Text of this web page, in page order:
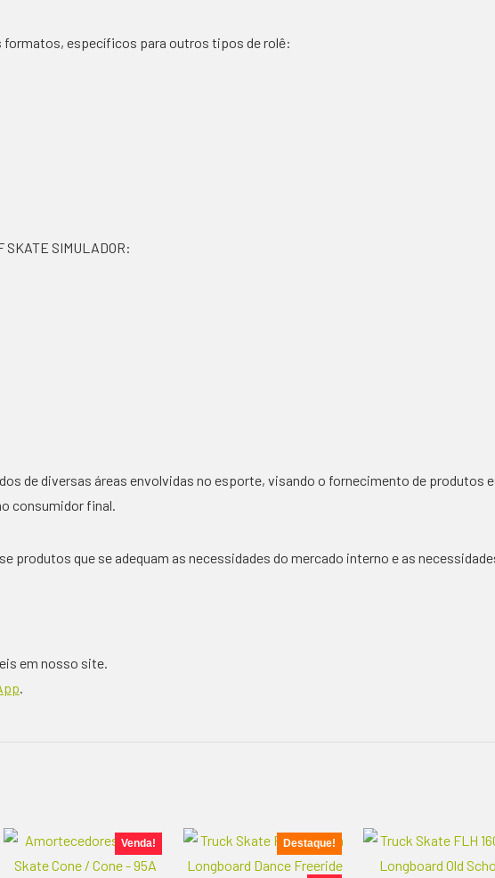
específicos para outros tipos de rolê:
SKATE SIMULADOR:
de diversas áreas envolvidas no esporte, visando o fornecimento de produtos
consumidor final.
produtos que se adequam as necessidades do mercado interno e as
em nosso site.
.
Venda! Destaque!